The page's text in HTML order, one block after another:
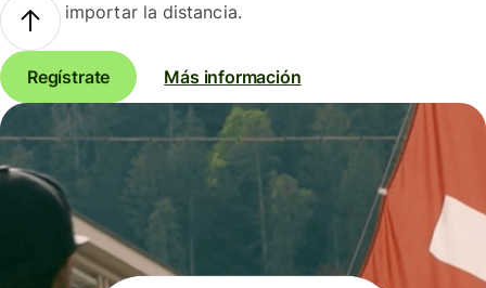
importar la distancia.
Regístrate Más información